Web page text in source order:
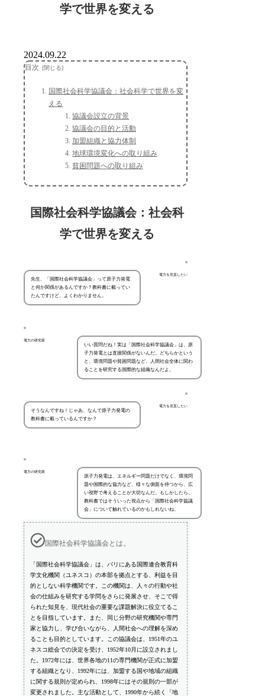
学で世界を変える
2024.09.22
目次
国際社会科学協議会：社会科学で世界を変
える
協議会設立の背景
協議会の目的と活動
加盟組織と協力体制
地球環境変化への取り組み
貧困問題への取り組み
国際社会科学協議会：社会科
学で世界を変える
電力を見直したい
先生、「国際社会科学協議会」って原子力発電
と何か関係があるんですか？教科書に載ってい
たんですけど、よくわかりません。
電力の研究家
いい質問だね！実は「国際社会科学協議会」は、原
子力発電とは直接関係がないんだ。どちらかという
と、環境問題や貧困問題など、人間社会全体に関わ
ることを研究する国際的な組織なんだよ。
電力を見直したい
そうなんですね！じゃあ、なんで原子力発電の
教科書に載っているんですか？
電力の研究家
原子力発電は、エネルギー問題だけでなく、環境問
題や国際的な協力など、様々な側面を持つから、広
い視野で考えることが大切なんだ。もしかしたら、
教科書ではそういった視点から「国際社会科学協議
会」について触れているのかもしれないね。
国際社会科学協議会とは。
「国際社会科学協議会」は、パリにある国際連合教育科
学文化機関（ユネスコ）の本部を拠点とする、利益を目
的としない科学機関です。この機関は、人々の行動や社
会の仕組みを研究する学問をさらに発展させ、そこで得
られた知見を、現代社会の重要な課題解決に役立てるこ
とを目指しています。また、同じ分野の研究機関や専門
家と協力し、学び合いながら、人間社会への理解を深め
ることも目的としています。この協議会は、1951年のユ
ネスコ総会での決定を受け、1952年10月に設立されまし
た。1972年には、世界各地の11の専門機関が正式に加盟
する組織となり、1992年には、加盟する国や地域の組織
に関する規則が定められ、1998年にはその規則の一部が
変更されました。主な活動として、1990年から続く「地